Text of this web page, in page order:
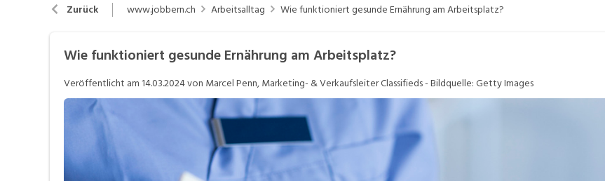
Berufsbilder
Bewerbung und Karriere
Videos
Zurück www.jobbern.ch Arbeitsalltag Wie funktioniert gesunde Ernährung am Arbeitsplatz?
Wie funktioniert gesunde Ernährung am Arbeitsplatz?
Veröffentlicht am 14.03.2024von Marcel Penn, Marketing- & Verkaufsleiter Classifieds - Bildquelle: Getty Images